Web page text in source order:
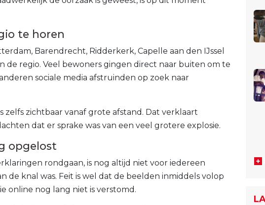
te horen
Barendrecht, Ridderkerk, Capelle aan den IJssel
de regio. Veel bewoners gingen direct naar buiten om te
sociale media afstruinden op zoek naar
zelfs zichtbaar vanaf grote afstand. Dat verklaart
dat er sprake was van een veel grotere explosie.
opgelost
rondgaan, is nog altijd niet voor iedereen
de knal was. Feit is wel dat de beelden inmiddels volop
online nog lang niet is verstomd.